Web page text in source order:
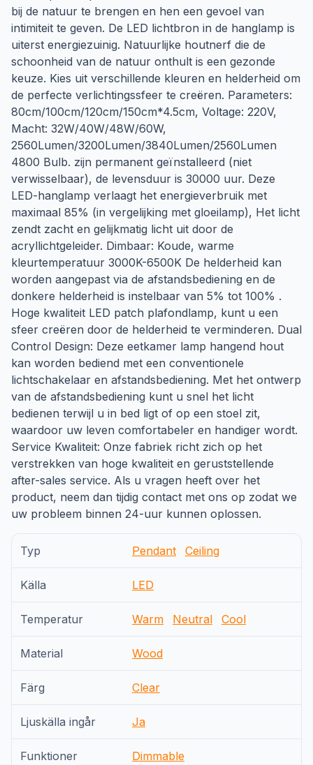
bij de natuur te brengen en hen een gevoel van
intimiteit te geven. De LED lichtbron in de hanglamp is
uiterst energiezuinig. Natuurlijke houtnerf die de
schoonheid van de natuur onthult is een gezonde
keuze. Kies uit verschillende kleuren en helderheid om
de perfecte verlichtingssfeer te creëren. Parameters:
80cm/100cm/120cm/150cm*4.5cm, Voltage: 220V,
Macht: 32W/40W/48W/60W,
2560Lumen/3200Lumen/3840Lumen/2560Lumen
4800 Bulb. zijn permanent geïnstalleerd (niet
verwisselbaar), de levensduur is 30000 uur. Deze
LED-hanglamp verlaagt het energieverbruik met
maximaal 85% (in vergelijking met gloeilamp), Het licht
zendt zacht en gelijkmatig licht uit door de
acryllichtgeleider. Dimbaar: Koude, warme
kleurtemperatuur 3000K-6500K De helderheid kan
worden aangepast via de afstandsbediening en de
donkere helderheid is instelbaar van 5% tot 100% .
Hoge kwaliteit LED patch plafondlamp, kunt u een
sfeer creëren door de helderheid te verminderen. Dual
Control Design: Deze eetkamer lamp hangend hout
kan worden bediend met een conventionele
lichtschakelaar en afstandsbediening. Met het ontwerp
van de afstandsbediening kunt u snel het licht
bedienen terwijl u in bed ligt of op een stoel zit,
waardoor uw leven comfortabeler en handiger wordt.
Service Kwaliteit: Onze fabriek richt zich op het
verstrekken van hoge kwaliteit en geruststellende
after-sales service. Als u vragen heeft over het
product, neem dan tijdig contact met ons op zodat we
uw probleem binnen 24-uur kunnen oplossen.
Typ Pendant Ceiling
Källa LED
Temperatur Warm Neutral Cool
Material Wood
Färg Clear
Ljuskälla ingår Ja
Funktioner Dimmable